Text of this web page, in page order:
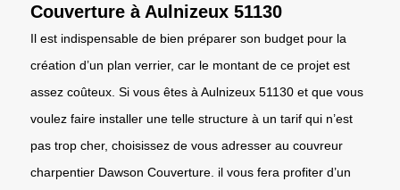
Couverture à Aulnizeux 51130
Il est indispensable de bien préparer son budget pour la
création d’un plan verrier, car le montant de ce projet est
assez coûteux. Si vous êtes à Aulnizeux 51130 et que vous
voulez faire installer une telle structure à un tarif qui n’est
pas trop cher, choisissez de vous adresser au couvreur
charpentier Dawson Couverture. il vous fera profiter d’un